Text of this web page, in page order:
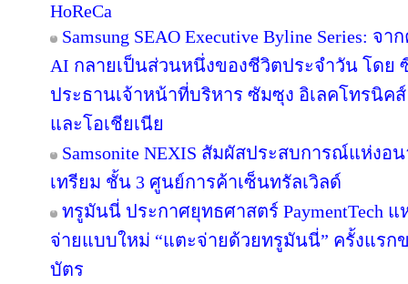
HoReCa
Samsung SEAO Executive Byline Series:
AI กลายเป็นส่วนหนึ่งของชีวิตประจำวัน โดย
ประธานเจ้าหน้าที่บริหาร ซัมซุง อิเลคโทรนิค
และโอเชียเนีย
Samsonite NEXIS สัมผัสประสบการณ์แห่ง
เทรียม ชั้น 3 ศูนย์การค้าเซ็นทรัลเวิลด์
ทรูมันนี่ ประกาศยุทธศาสตร์ PaymentTech
จ่ายแบบใหม่ “แตะจ่ายด้วยทรูมันนี่” ครั้งแรก
บัตร